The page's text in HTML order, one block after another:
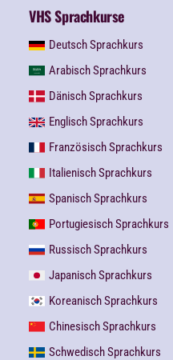
VHS Sprachkurse
Deutsch Sprachkurs
Arabisch Sprachkurs
Dänisch Sprachkurs
Englisch Sprachkurs
Französisch Sprachkurs
Italienisch Sprachkurs
Spanisch Sprachkurs
Portugiesisch Sprachkurs
Russisch Sprachkurs
Japanisch Sprachkurs
Koreanisch Sprachkurs
Chinesisch Sprachkurs
Schwedisch Sprachkurs